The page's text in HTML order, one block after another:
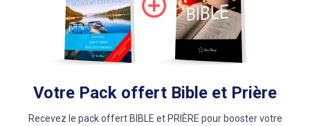
Votre Pack offert Bible et Prière
Recevez le pack offert BIBLE et PRIÈRE pour booster votre